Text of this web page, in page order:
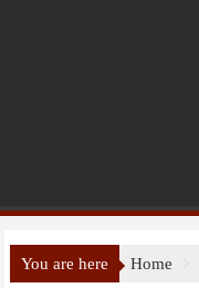
You are here Home